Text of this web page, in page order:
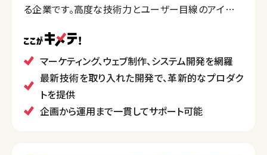
る企業です。高度な技術力とユーザー目線のアイデア
います。
AWS開発の実績や、先端技術の研究を通じて革新的
なプロダクトを開発。マーケティング支援からシステム
構築、運用までワンストップで対応する体制が整ってい
ます。
マーケティング、ウェブ制作、システム開発を網羅
最新技術を取り入れた開発で、革新的なプロダク
トを提供
企画から運用まで一貫してサポート可能